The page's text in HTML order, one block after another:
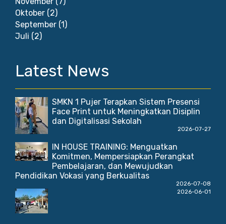
Oktober (2)
September (1)
Juli (2)
Latest News
SMKN 1 Pujer Terapkan Sistem Presensi
Face Print untuk Meningkatkan Disiplin
dan Digitalisasi Sekolah
2026-07-27
IN HOUSE TRAINING: Menguatkan
Komitmen, Mempersiapkan Perangkat
Pembelajaran, dan Mewujudkan
Pendidikan Vokasi yang Berkualitas
2026-07-08
2026-06-01